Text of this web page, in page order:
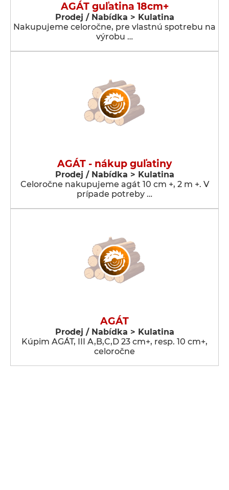
AGÁT guľatina 18cm+
Prodej / Nabídka > Kulatina
Nakupujeme celoročne, pre vlastnú spotrebu na
výrobu …
AGÁT - nákup guľatiny
Prodej / Nabídka > Kulatina
Celoročne nakupujeme agát 10 cm +, 2 m +. V
prípade potreby …
AGÁT
Prodej / Nabídka > Kulatina
Kúpim AGÁT, III A,B,C,D 23 cm+, resp. 10 cm+,
celoročne